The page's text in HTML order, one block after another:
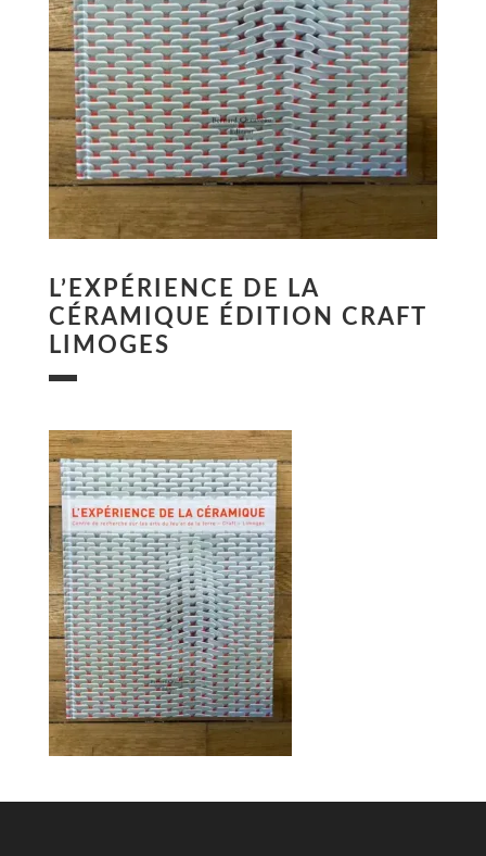
L’EXPÉRIENCE DE LA
CÉRAMIQUE ÉDITION CRAFT
LIMOGES